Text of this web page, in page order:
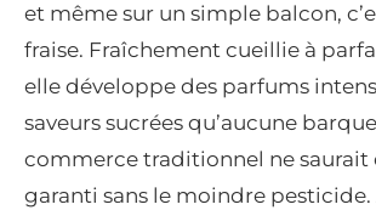
et même sur un simple balcon,
fraise. Fraîchement cueillie à
elle développe des parfums
saveurs sucrées qu’aucune
commerce traditionnel ne saurait
garanti sans le moindre